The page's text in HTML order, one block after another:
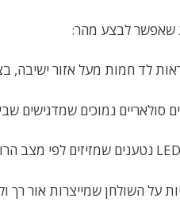
שאפשר לבצע מהר:
לד חמות מעל אזור ישיבה,
סולאריים נמוכים שמדגישים
על השולחן שמייצרות אור רך